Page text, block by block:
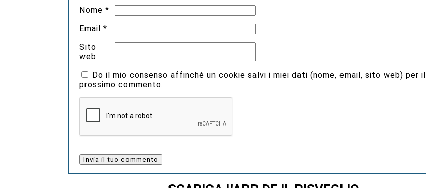
Nome*
Email*
Sito
web
Do il mio consenso affinché un cookie salvi i miei dati (nome, email, sito web) per il
prossimo commento.